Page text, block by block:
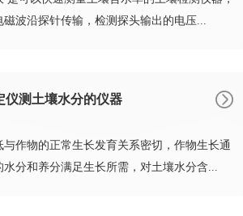
波沿探针传输，检测探头输出的电压...
仪测土壤水分的仪器
作物的正常生长发育关系密切，作物生长通
分和养分满足生长所需，对土壤水分含...